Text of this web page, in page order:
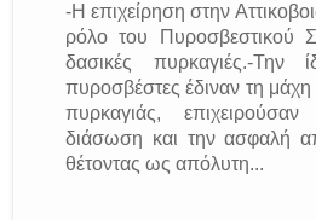
-Η επιχείρηση στην
ρόλο του Πυροσβεστικού
δασικές πυρκαγιές.-Την
πυροσβέστες έδιναν τη μάχη
πυρκαγιάς,
διάσωση και την ασφαλή
θέτοντας ως απόλυτη...